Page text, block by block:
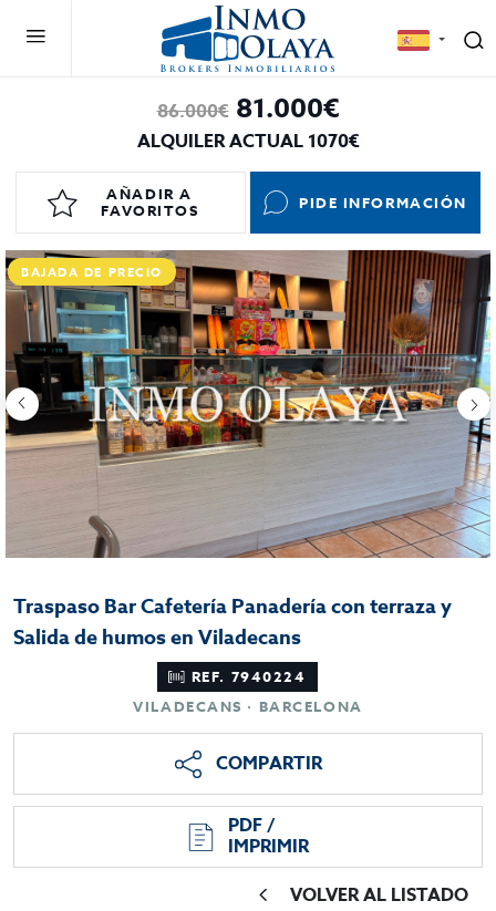
86.000€81.000€
ALQUILER ACTUAL 1070€
AÑADIR A
FAVORITOS
PIDE INFORMACIÓN
BAJADA DE PRECIO
Traspaso Bar Cafetería Panadería con terraza y
Salida de humos en Viladecans
REF. 7940224
VILADECANS · BARCELONA
COMPARTIR
PDF /
IMPRIMIR
VOLVER AL LISTADO